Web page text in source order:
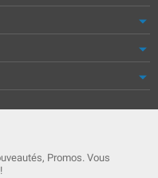
Promos. Vous